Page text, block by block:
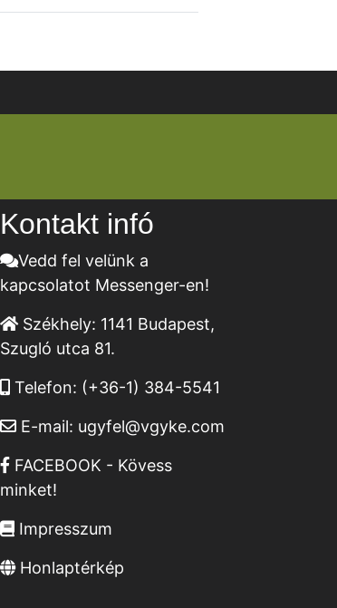
Kontakt infó
Vedd fel velünk a
kapcsolatot Messenger-en!
Székhely: 1141 Budapest,
Szugló utca 81.
Telefon: (+36-1) 384-5541
E-mail: ugyfel@vgyke.com
FACEBOOK - Kövess
minket!
Impresszum
Honlaptérkép